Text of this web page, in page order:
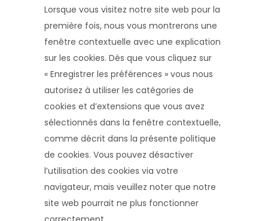
divers
Lorsque vous visitez notre site web pour la
première fois, nous vous montrerons une
fenêtre contextuelle avec une explication
sur les cookies. Dès que vous cliquez sur
« Enregistrer les préférences » vous nous
autorisez à utiliser les catégories de
cookies et d’extensions que vous avez
sélectionnés dans la fenêtre contextuelle,
comme décrit dans la présente politique
de cookies. Vous pouvez désactiver
l’utilisation des cookies via votre
navigateur, mais veuillez noter que notre
site web pourrait ne plus fonctionner